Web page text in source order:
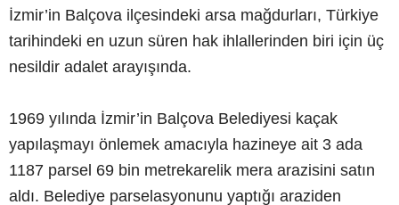
İzmir’in Balçova ilçesindeki arsa mağdurları, Türkiye
tarihindeki en uzun süren hak ihlallerinden biri için üç
nesildir adalet arayışında.
1969 yılında İzmir’in Balçova Belediyesi kaçak
yapılaşmayı önlemek amacıyla hazineye ait 3 ada
1187 parsel 69 bin metrekarelik mera arazisini satın
aldı. Belediye parselasyonunu yaptığı araziden